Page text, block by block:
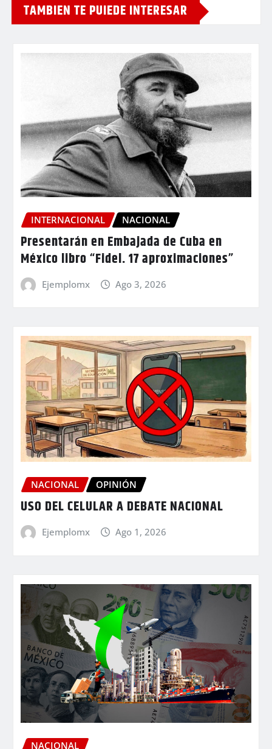
TAMBIEN TE PUIEDE INTERESAR
INTERNACIONAL NACIONAL
Presentarán en Embajada de Cuba en
México libro “Fidel. 17 aproximaciones”
Ejemplomx Ago 3, 2026
NACIONAL OPINIÓN
USO DEL CELULAR A DEBATE NACIONAL
Ejemplomx Ago 1, 2026
NACIONAL